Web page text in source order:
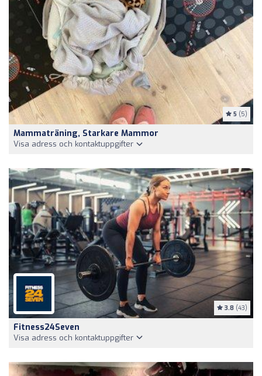
5 (5)
Mammaträning, Starkare Mammor
Visa adress och kontaktuppgifter
3.8 (43)
Fitness24Seven
Visa adress och kontaktuppgifter